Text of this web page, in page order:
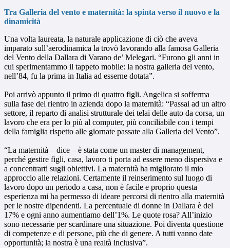
Tra Galleria del vento e maternità: la spinta verso il nuovo e la
dinamicità
Una volta laureata, la naturale applicazione di ciò che aveva
imparato sull’aerodinamica la trovò lavorando alla famosa Galleria
del Vento della Dallara di Varano de’ Melegari. “Furono gli anni in
cui sperimentammo il tappeto mobile: la nostra galleria del vento,
nell’84, fu la prima in Italia ad esserne dotata”.
Poi arrivò appunto il primo di quattro figli. Angelica si sofferma
sulla fase del rientro in azienda dopo la maternità: “Passai ad un altro
settore, il reparto di analisi strutturale dei telai delle auto da corsa, un
lavoro che era per lo più al computer, più conciliabile con i tempi
della famiglia rispetto alle giornate passate alla Galleria del Vento”.
“La maternità – dice – è stata come un master di management,
perché gestire figli, casa, lavoro ti porta ad essere meno dispersiva e
a concentrarti sugli obiettivi. La maternità ha migliorato il mio
approccio alle relazioni. Certamente il reinserimento sul luogo di
lavoro dopo un periodo a casa, non è facile e proprio questa
esperienza mi ha permesso di ideare percorsi di rientro alla maternità
per le nostre dipendenti. La percentuale di donne in Dallara è del
17% e ogni anno aumentiamo dell’1%. Le quote rosa? All’inizio
sono necessarie per scardinare una situazione. Poi diventa questione
di competenze e di persone, più che di genere. A tutti vanno date
opportunità; la nostra è una realtà inclusiva”.